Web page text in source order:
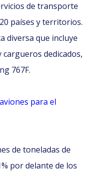
de transporte
países y territorios.
diversa que incluye
cargueros dedicados,
767F.
para el
de toneladas de
por delante de los